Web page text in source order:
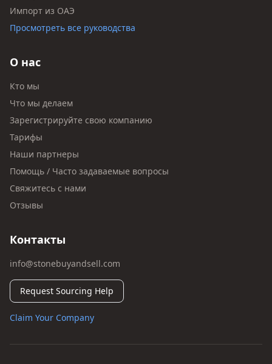
Импорт из ОАЭ
Просмотреть все руководства
О нас
Кто мы
Что мы делаем
Зарегистрируйте свою компанию
Тарифы
Наши партнеры
Помощь / Часто задаваемые вопросы
Свяжитесь с нами
Отзывы
Контакты
info@stonebuyandsell.com
Request Sourcing Help
Claim Your Company